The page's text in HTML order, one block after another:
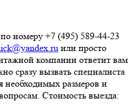
номеру +7 (495) 589-44-23
или просто
компании ответит вам
сразу вызвать специалиста
необходимых размеров и
Стоимость выезда: